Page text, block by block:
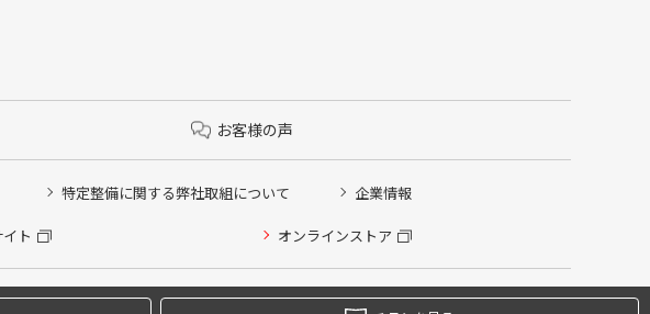
お客様の声
特定整備に関する弊社取組について 企業情報
ト オンラインストア
Reserved.